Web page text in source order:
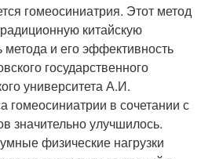
гомеосиниатрия. Этот метод
китайскую
и его эффективность
государственного
университета А.И.
гомеосиниатрии в сочетании с
значительно улучшилось.
физические нагрузки